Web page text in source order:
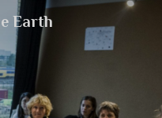
Earth